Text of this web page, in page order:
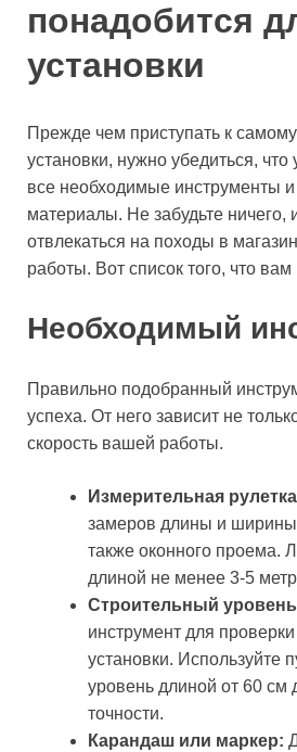
понадобится
установки
Прежде чем приступать к
установки, нужно убедиться, что
все необходимые инструменты
материалы. Не забудьте ничего,
отвлекаться на походы в
работы. Вот список того, что вам
Необходимый
Правильно подобранный
успеха. От него зависит не
скорость вашей работы.
Измерительная
замеров длины и ширины
также оконного проема.
длиной не менее 3-5
Строительный
инструмент для
установки. Используйте
уровень длиной от 60 см
точности.
Карандаш или маркер: